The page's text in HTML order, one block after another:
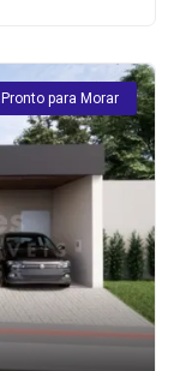
Pronto para Morar